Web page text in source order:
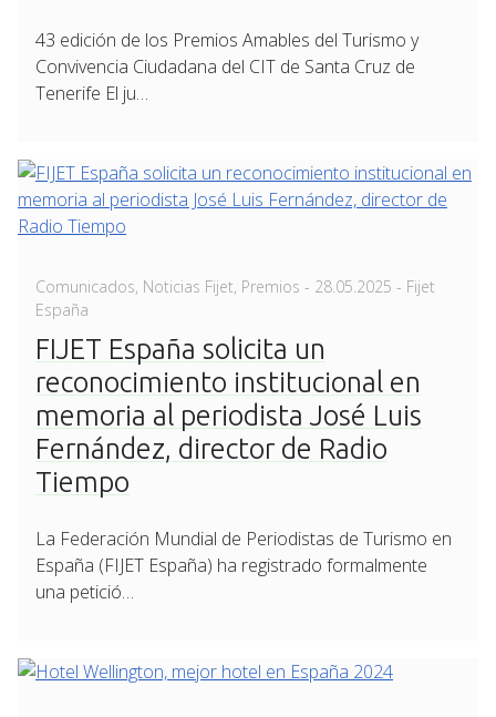
43 edición de los Premios Amables del Turismo y
Convivencia Ciudadana del CIT de Santa Cruz de
Tenerife El ju…
Comunicados, Noticias Fijet, Premios - Posted
28.05.2025 - Fijet
España
FIJET España solicita un
reconocimiento institucional en
memoria al periodista José Luis
Fernández, director de Radio
Tiempo
La Federación Mundial de Periodistas de Turismo en
España (FIJET España) ha registrado formalmente
una petició…